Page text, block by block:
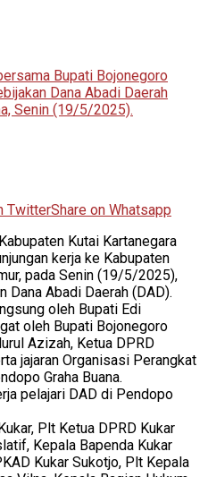
Bupati Bojonegoro
Dana Abadi Daerah
Senin (19/5/2025).
TwitterShare on Whatsapp
Kutai Kartanegara
kerja ke Kabupaten
pada Senin (19/5/2025),
Dana Abadi Daerah (DAD).
oleh Bupati Edi
oleh Bupati Bojonegoro
Azizah, Ketua DPRD
jajaran Organisasi Perangkat
Graha Buana.
Plt Ketua DPRD Kukar
Kepala Bapenda Kukar
Kukar Sukotjo, Plt Kepala